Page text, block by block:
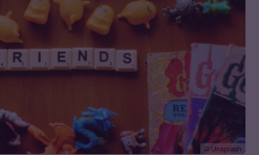
© Unsplash